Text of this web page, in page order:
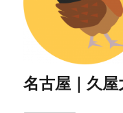
名古屋｜久